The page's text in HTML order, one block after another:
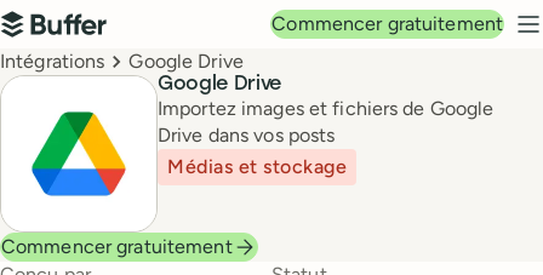
Navigation principale
Buffer
Commencer gratuitement
Breadcrumbs
Intégrations Google Drive
Google Drive
Importez images et fichiers de Google
Drive dans vos posts
Médias et stockage
Commencer gratuitement